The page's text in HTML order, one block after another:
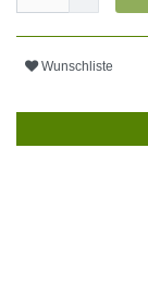
Wunschliste